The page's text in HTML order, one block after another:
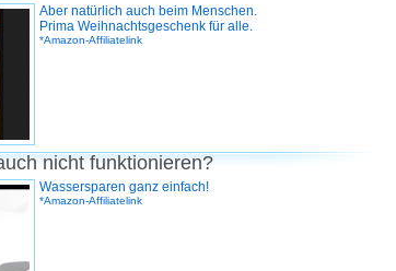
Aber natürlich auch beim Menschen.
Prima Weihnachtsgeschenk für alle.
*Amazon-Affiliatelink
nicht funktionieren?
Wassersparen ganz einfach!
*Amazon-Affiliatelink